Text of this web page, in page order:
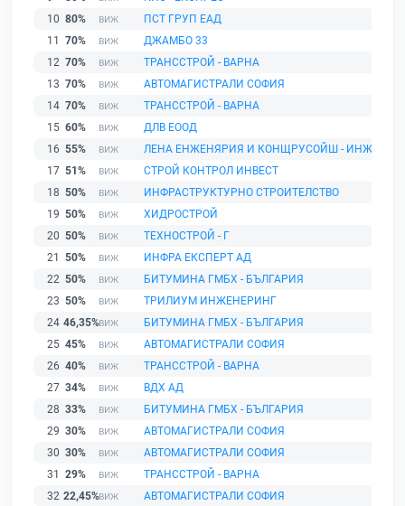
10 80%
ПСТ ГРУП ЕАД
11 70%
ДЖАМБО 33
12 70%
ТРАНССТРОЙ - ВАРНА
13 70%
АВТОМАГИСТРАЛИ СОФИЯ
14 70%
ТРАНССТРОЙ - ВАРНА
15 60%
ДЛВ ЕООД
16 55%
ЛЕНА ЕНЖЕНЯРИЯ И КОНЩРУСОЙШ -
17 51%
СТРОЙ КОНТРОЛ ИНВЕСТ
18 50%
ИНФРАСТРУКТУРНО СТРОИТЕЛСТВО
19 50%
ХИДРОСТРОЙ
20 50%
ТЕХНОСТРОЙ - Г
21 50%
ИНФРА ЕКСПЕРТ АД
22 50%
БИТУМИНА ГМБХ - БЪЛГАРИЯ
23 50%
ТРИЛИУМ ИНЖЕНЕРИНГ
24 46,35%
БИТУМИНА ГМБХ - БЪЛГАРИЯ
25 45%
АВТОМАГИСТРАЛИ СОФИЯ
26 40%
ТРАНССТРОЙ - ВАРНА
27 34%
ВДХ АД
28 33%
БИТУМИНА ГМБХ - БЪЛГАРИЯ
29 30%
АВТОМАГИСТРАЛИ СОФИЯ
30 30%
АВТОМАГИСТРАЛИ СОФИЯ
31 29%
ТРАНССТРОЙ - ВАРНА
32 22,45%
АВТОМАГИСТРАЛИ СОФИЯ